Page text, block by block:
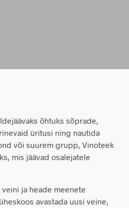
õhtuks sõprade,
üritusi ning nautida
või suurem grupp, Vinoteek
mis jäävad osalejatele
ja heade meenete
avastada uusi veine,